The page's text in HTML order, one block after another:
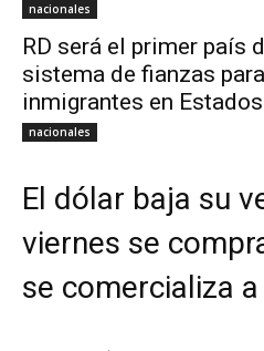
nacionales
RD será el primer país
sistema de fianzas
inmigrantes en
nacionales
El dólar baja su
viernes se
se comercializa